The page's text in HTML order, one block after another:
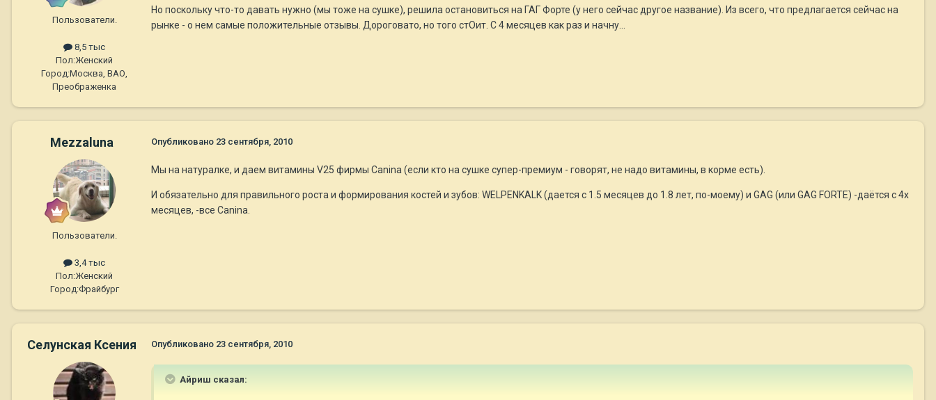
Пользователи.
8,5 тыс
Пол:Женский
Город:Москва, ВАО,
Преображенка
Но поскольку что-то давать нужно (мы тоже на сушке), решила остановиться на ГАГ Форте (у него сейчас другое название). Из всего, что предлагается сейчас на
рынке - о нем самые положительные отзывы. Дороговато, но того стОит. С 4 месяцев как раз и начну...
Mezzaluna
Пользователи.
3,4 тыс
Пол:Женский
Город:Фрайбург
Опубликовано 23 сентября, 2010
Мы на натуралке, и даем витамины V25 фирмы Canina (если кто на сушке супер-премиум - говорят, не надо витамины, в корме есть).
И обязательно для правильного роста и формирования костей и зубов: WELPENKALK (дается с 1.5 месяцев до 1.8 лет, по-моему) и GAG (или GAG FORTE) -даётся с 4х
месяцев, -все Canina.
Селунская Ксения Опубликовано 23 сентября, 2010
Айриш сказал: